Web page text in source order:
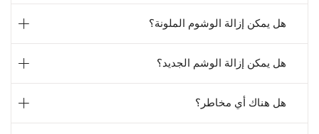
هل يمكن إزالة الوشوم الملونة؟
هل يمكن إزالة الوشم الجديد؟
هل هناك أي مخاطر؟